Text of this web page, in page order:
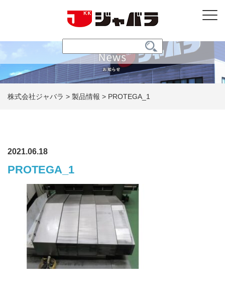
株式会社ジャバラ > 製品情報 > PROTEGA_1
2021.06.18
PROTEGA_1